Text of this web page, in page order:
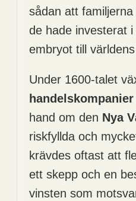
sådan att
de hade investerat
embryot till
Under 1600-talet
handelskompanier
hand om den Nya
riskfyllda och
krävdes oftast att
ett skepp och en
vinsten som